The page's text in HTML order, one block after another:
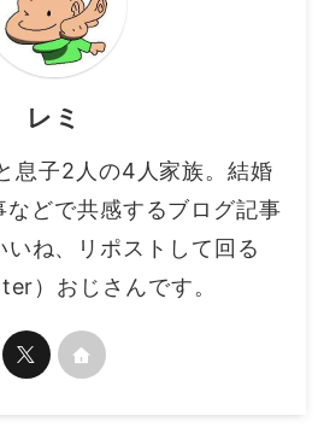
レミ
息子2人の4人家族。結婚
どで共感するブログ記事
いね、リポストして回る
）おじさんです。